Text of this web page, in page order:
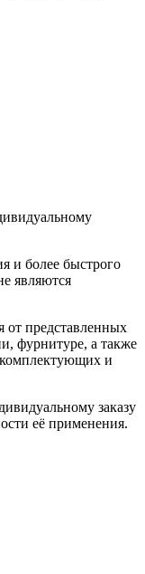
и более быстрого
являются
от представленных
фурнитуре, а также
и
заказу
её применения.